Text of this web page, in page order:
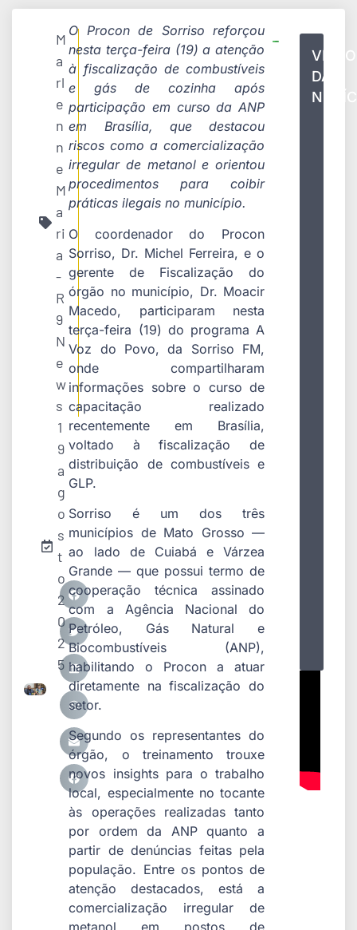
M
a
rl
e
n
n
e
M
a
ri
a
-
R
9
N
e
w
s
1
9
a
g
o
s
t
o
2
0
2
5
O Procon de Sorriso reforçou
nesta terça-feira (19) a atenção
à fiscalização de combustíveis
e gás de cozinha após
participação em curso da ANP
em Brasília, que destacou
riscos como a comercialização
irregular de metanol e orientou
procedimentos para coibir
práticas ilegais no município.
O coordenador do Procon
Sorriso, Dr. Michel Ferreira, e o
gerente de Fiscalização do
órgão no município, Dr. Moacir
Macedo, participaram nesta
terça-feira (19) do programa A
Voz do Povo, da Sorriso FM,
onde compartilharam
informações sobre o curso de
capacitação realizado
recentemente em Brasília,
voltado à fiscalização de
distribuição de combustíveis e
GLP.
Sorriso é um dos três
municípios de Mato Grosso —
ao lado de Cuiabá e Várzea
Grande — que possui termo de
cooperação técnica assinado
com a Agência Nacional do
Petróleo, Gás Natural e
Biocombustíveis (ANP),
habilitando o Procon a atuar
diretamente na fiscalização do
setor.
Segundo os representantes do
órgão, o treinamento trouxe
novos insights para o trabalho
local, especialmente no tocante
às operações realizadas tanto
por ordem da ANP quanto a
partir de denúncias feitas pela
população. Entre os pontos de
atenção destacados, está a
comercialização irregular de
VÍDEO
DA